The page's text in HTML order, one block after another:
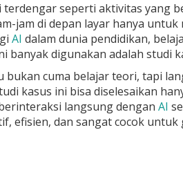
seperti aktivitas yang
jam di depan layar hanya
AI dalam dunia pendidikan,
banyak digunakan adalah studi
bukan cuma belajar teori, tapi
kasus ini bisa diselesaikan
langsung dengan AI
efisien, dan sangat cocok